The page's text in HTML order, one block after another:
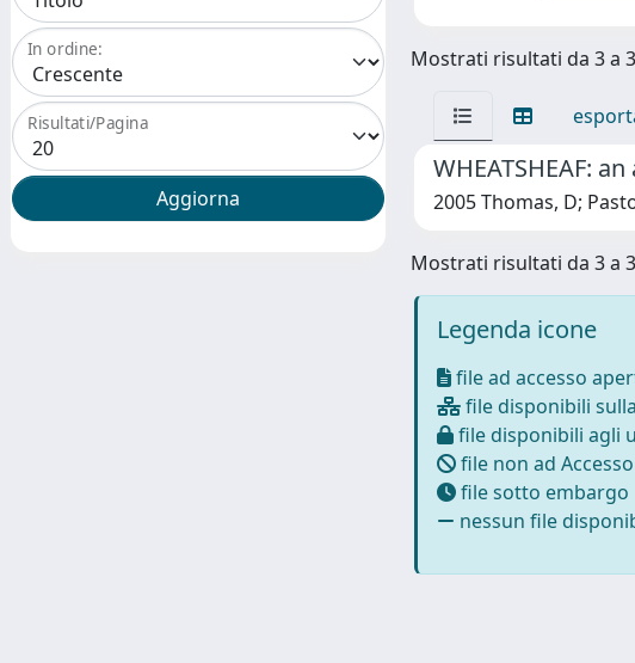
In ordine:
Risultati/Pagina
Mostrati risultati da 3 a
WHEATSHEAF:
2005 Thomas, D;
Mostrati risultati da 3 a
Legenda icone
file ad accesso
file disponibili
file disponibili agli
file non ad
file sotto embargo
nessun file